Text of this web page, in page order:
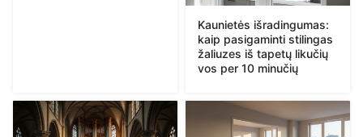
Kaunietės išradingumas:
kaip pasigaminti stilingas
žaliuzes iš tapetų likučių
vos per 10 minučių